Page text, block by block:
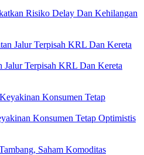
Risiko Delay Dan Kehilangan
Jalur Terpisah KRL Dan Kereta
Konsumen Tetap Optimistis